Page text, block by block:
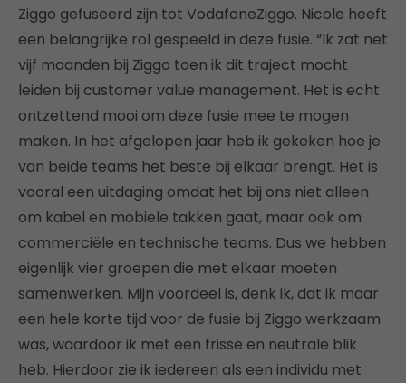
Ziggo gefuseerd zijn tot VodafoneZiggo. Nicole heeft
een belangrijke rol gespeeld in deze fusie. “Ik zat net
vijf maanden bij Ziggo toen ik dit traject mocht
leiden bij customer value management. Het is echt
ontzettend mooi om deze fusie mee te mogen
maken. In het afgelopen jaar heb ik gekeken hoe je
van beide teams het beste bij elkaar brengt. Het is
vooral een uitdaging omdat het bij ons niet alleen
om kabel en mobiele takken gaat, maar ook om
commerciële en technische teams. Dus we hebben
eigenlijk vier groepen die met elkaar moeten
samenwerken. Mijn voordeel is, denk ik, dat ik maar
een hele korte tijd voor de fusie bij Ziggo werkzaam
was, waardoor ik met een frisse en neutrale blik
heb. Hierdoor zie ik iedereen als een individu met